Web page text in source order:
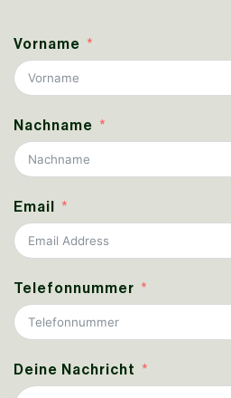
Vorname
Nachname
Email
Telefonnummer
Deine Nachricht